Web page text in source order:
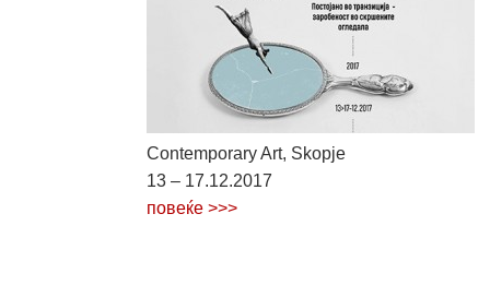
Contemporary Art, Skopje
13 – 17.12.2017
повеќе >>>